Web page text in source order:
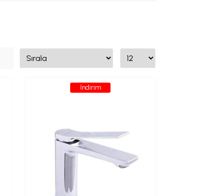
İndirim